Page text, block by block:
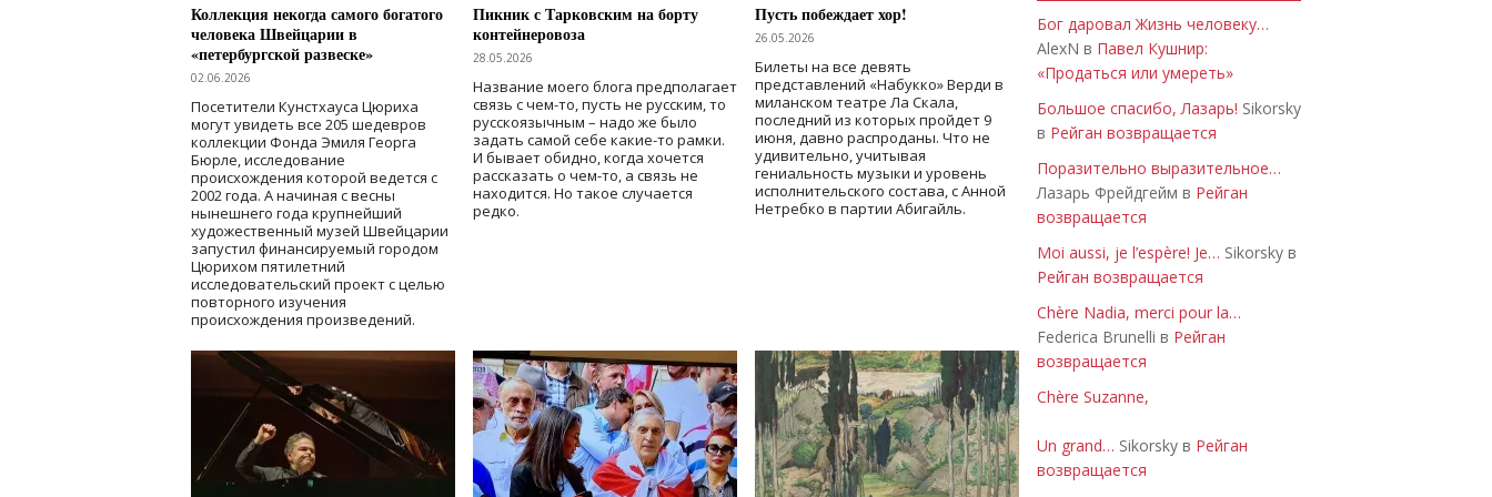
Коллекция некогда самого богатого
человека Швейцарии в
«петербургской развеске»
02.06.2026
Посетители Кунстхауса Цюриха
могут увидеть все 205 шедевров
коллекции Фонда Эмиля Георга
Бюрле, исследование
происхождения которой ведется с
2002 года. А начиная с весны
нынешнего года крупнейший
художественный музей Швейцарии
запустил финансируемый городом
Цюрихом пятилетний
исследовательский проект с целью
повторного изучения
происхождения произведений.
Пикник с Тарковским на борту
контейнеровоза
28.05.2026
Название моего блога предполагает
связь с чем-то, пусть не русским, то
русскоязычным – надо же было
задать самой себе какие-то рамки.
И бывает обидно, когда хочется
рассказать о чем-то, а связь не
находится. Но такое случается
редко.
Пусть побеждает хор!
26.05.2026
Билеты на все девять
представлений «Набукко» Верди в
миланском театре Ла Скала,
последний из которых пройдет 9
июня, давно распроданы. Что не
удивительно, учитывая
гениальность музыки и уровень
исполнительского состава, с Анной
Нетребко в партии Абигайль.
Бог даровал Жизнь человеку…
AlexN в Павел Кушнир:
«Продаться или умереть»
Большое спасибо, Лазарь! Sikorsky
в Рейган возвращается
Поразительно выразительное…
Лазарь Фрейдгейм в Рейган
возвращается
Moi aussi, je l’espère! Je… Sikorsky в
Рейган возвращается
Chère Nadia, merci pour la…
Federica Brunelli в Рейган
возвращается
Chère Suzanne,
Un grand… Sikorsky в Рейган
возвращается